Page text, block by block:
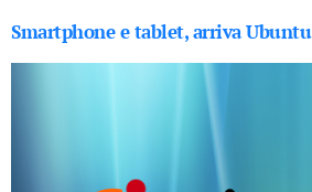
Smartphone e tablet, arriva Ubuntu